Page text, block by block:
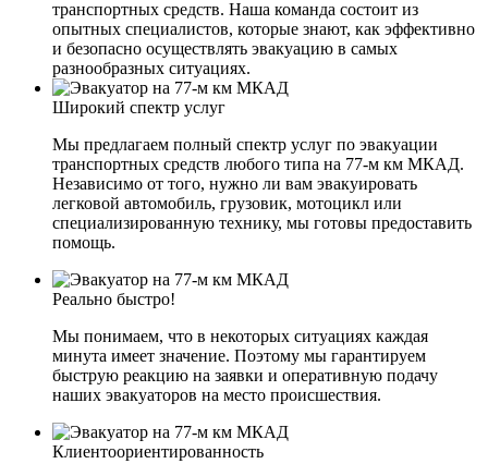
транспортных средств. Наша команда состоит из
опытных специалистов, которые знают, как эффективно
и безопасно осуществлять эвакуацию в самых
разнообразных ситуациях.
Широкий спектр услуг
Мы предлагаем полный спектр услуг по эвакуации
транспортных средств любого типа на 77-м км МКАД.
Независимо от того, нужно ли вам эвакуировать
легковой автомобиль, грузовик, мотоцикл или
специализированную технику, мы готовы предоставить
помощь.
Реально быстро!
Мы понимаем, что в некоторых ситуациях каждая
минута имеет значение. Поэтому мы гарантируем
быструю реакцию на заявки и оперативную подачу
наших эвакуаторов на место происшествия.
Клиентоориентированность